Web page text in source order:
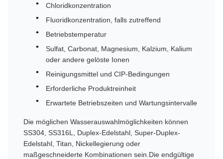
Chloridkonzentration
Fluoridkonzentration, falls zutreffend
Betriebstemperatur
Sulfat, Carbonat, Magnesium, Kalzium, Kalium
oder andere gelöste Ionen
Reinigungsmittel und CIP-Bedingungen
Erforderliche Produktreinheit
Erwartete Betriebszeiten und Wartungsintervalle
Die möglichen Wasserauswahlmöglichkeiten können
SS304, SS316L, Duplex-Edelstahl, Super-Duplex-
Edelstahl, Titan, Nickellegierung oder
maßgeschneiderte Kombinationen sein.Die endgültige